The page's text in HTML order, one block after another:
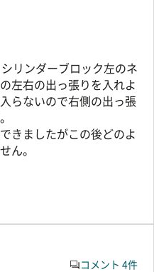
リンダーブロック左のネ
左右の出っ張りを入れよ
らないので右側の出っ張
きましたがこの後どのよ
ん。
コメント 4件